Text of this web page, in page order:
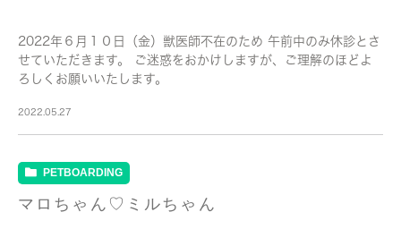
2022年６月１０日（金）獣医師不在のため 午前中のみ休診とさ
せていただきます。 ご迷惑をおかけしますが、ご理解のほどよ
ろしくお願いいたします。
2022.05.27
PETBOARDING
マロちゃん♡ミルちゃん